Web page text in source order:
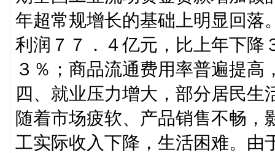
年超常规增长的基础上明显回落
利润７７．４亿元，比上年下降
３％；商品流通费用率普遍提高
四、就业压力增大，部分居民生
随着市场疲软、产品销售不畅，
工实际收入下降，生活困难。由